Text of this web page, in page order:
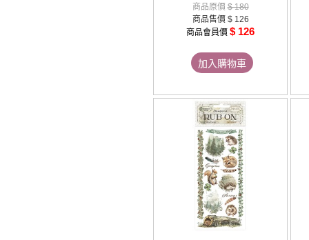
商品原價$ 180
商品售價 $ 126
商品會員價 $ 126
加入購物車